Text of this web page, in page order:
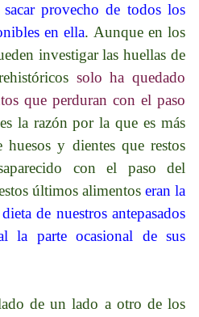
provecho de todos los
en ella. Aunque en los
investigar las huellas de
solo ha quedado
que perduran con el paso
la razón por la que es más
huesos y dientes que restos
con el paso del
últimos alimentoseran la
de nuestros antepasados
la parte ocasional de sus
de un lado a otro de los